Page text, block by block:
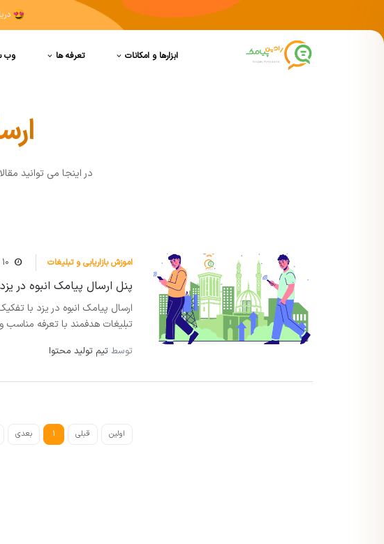
ابزارها و امکانات تعرفه ها وب
در اينجا مي توانيد
اموزش بازاریابی و تبلیغات 10 خرداد 1404
پنل ارسال پیامک انبوه در
ارسال پیامک انبوه در یزد با
تبلیغات هدفمند با تعرفه مناسب
توسطتیم تولید محتوا
اولین قبلی 1 بعدی